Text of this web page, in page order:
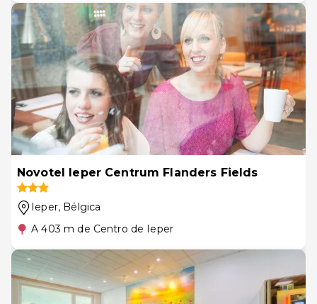
Novotel Ieper Centrum Flanders Fields
Ieper, Bélgica
A 403 m de Centro de Ieper